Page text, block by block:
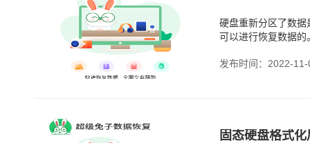
硬盘重新分区了数
可以进行恢复数据
发布时间：2022-11-
固态硬盘格式